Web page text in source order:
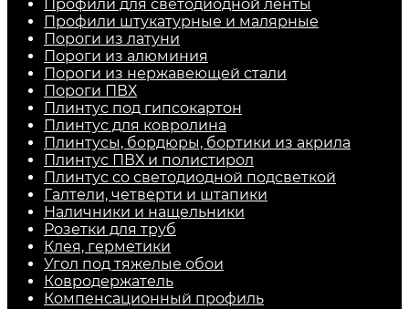
Профили для светодиодной ленты
Профили штукатурные и малярные
Пороги из латуни
Пороги из алюминия
Пороги из нержавеющей стали
Пороги ПВХ
Плинтус под гипсокартон
Плинтус для ковролина
Плинтусы, бордюры, бортики из акрила
Плинтус ПВХ и полистирол
Плинтус со светодиодной подсветкой
Галтели, четверти и штапики
Наличники и нащельники
Розетки для труб
Клея, герметики
Угол под тяжелые обои
Ковродержатель
Компенсационный профиль